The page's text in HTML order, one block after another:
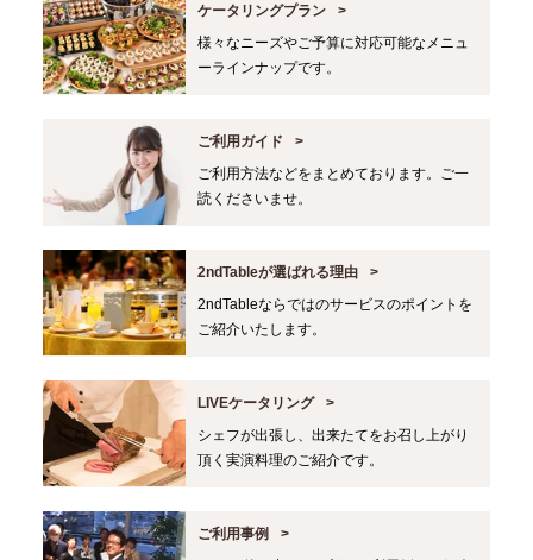
ケータリングプラン
様々なニーズやご予算に対応可能なメニュ
ーラインナップです。
ご利用ガイド
ご利用方法などをまとめております。ご一
読くださいませ。
2ndTableが選ばれる理由
2ndTableならではのサービスのポイントを
ご紹介いたします。
LIVEケータリング
シェフが出張し、出来たてをお召し上がり
頂く実演料理のご紹介です。
ご利用事例